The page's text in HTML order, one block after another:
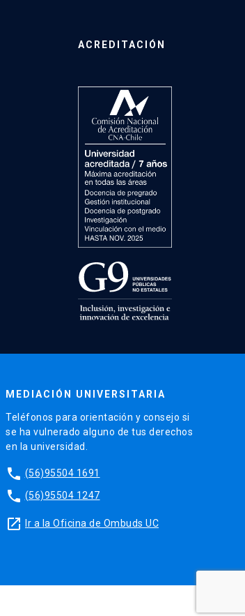
ACREDITACIÓN
MEDIACIÓN UNIVERSITARIA
Teléfonos para orientación y consejo si
se ha vulnerado alguno de tus derechos
en la universidad.
phone (56)95504 1691
phone (56)95504 1247
launch Ir a la Oficina de Ombuds UC